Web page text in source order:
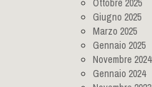
Ottobre 2025
Giugno 2025
Marzo 2025
Gennaio 2025
Novembre 2024
Gennaio 2024